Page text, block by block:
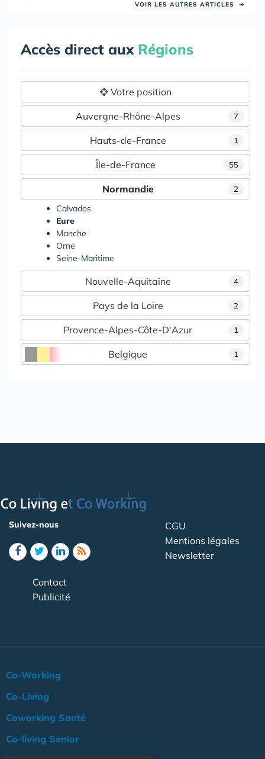
VOIR LES AUTRES ARTICLES ➜
Accès direct aux Régions
Votre position
7
Auvergne-Rhône-Alpes
1
Hauts-de-France
55
Île-de-France
2
Normandie
Calvados
Eure
Manche
Orne
Seine-Maritime
4
Nouvelle-Aquitaine
2
Pays de la Loire
1
Provence-Alpes-Côte-D'Azur
Belgique 1
Suivez-nous
CGU
Mentions légales
Newsletter
Contact
Publicité
Co-Working
Co-Living
Coworking Santé
Co-living Senior